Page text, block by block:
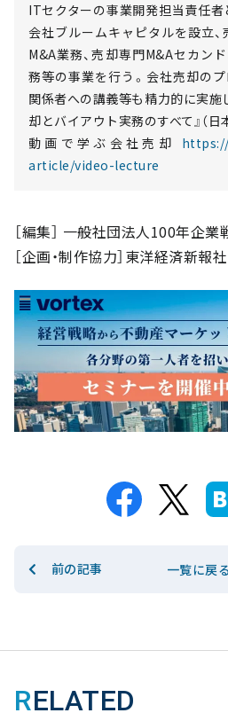
ITセクターの事業開発担当責任
会社ブルームキャピタルを設立
M&A業務、売却専門M&Aセカン
務等の事業を行う。会社売却の
関係者への講義等も精力的に実施
却とバイアウト実務のすべて』（日
動画で学ぶ会社売却
article/video-lecture
［編集］ 一般社団法人100年企
［企画・制作協力］東洋経済新報
前の記事 一覧に戻る
RELATED